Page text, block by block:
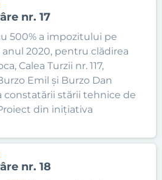
nr. 17
500% a impozitului pe
2020, pentru clădirea
Calea Turzii nr. 117,
Emil și Burzo Dan
constatării stării tehnice de
din inițiativa
nr. 18